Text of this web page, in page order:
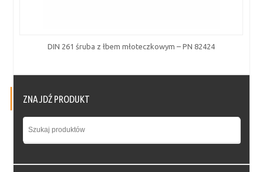
DIN 261 śruba z łbem młoteczkowym – PN 82424
ZNAJDŹ PRODUKT